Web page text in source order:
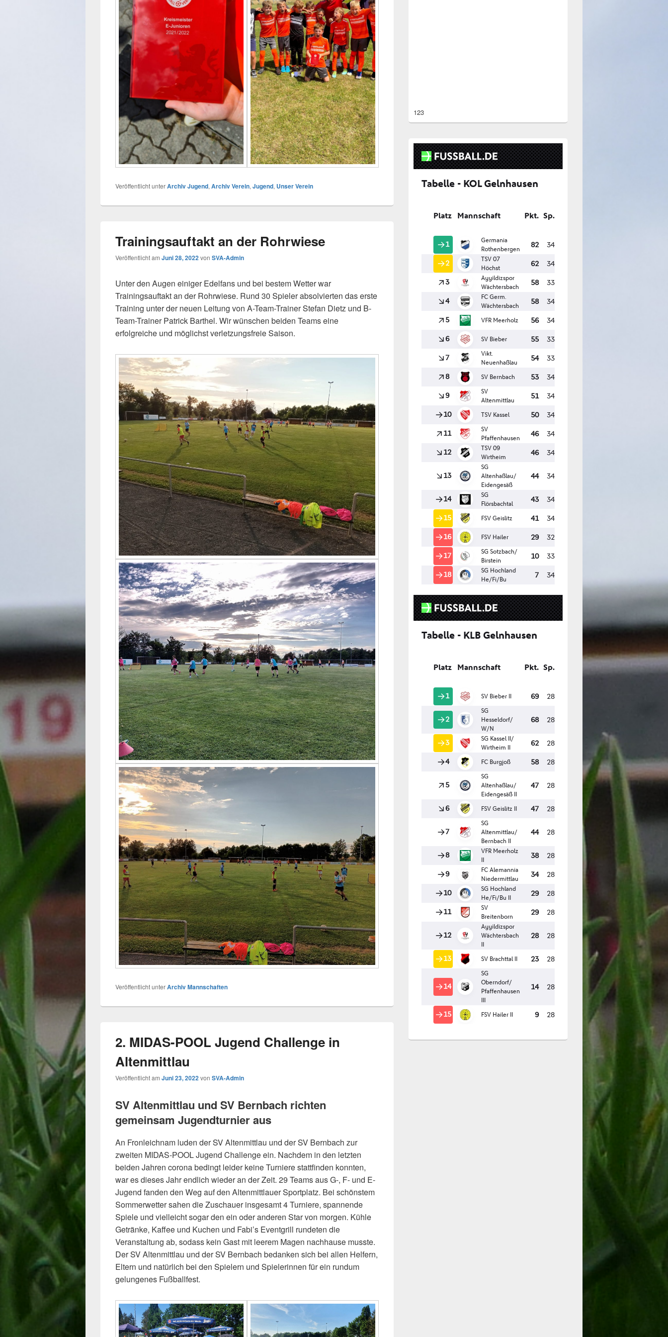
Veröffentlicht unterArchiv Jugend, Archiv Verein, Jugend, Unser Verein
Trainingsauftakt an der Rohrwiese
Veröffentlicht am Juni 28, 2022von SVA-Admin
Unter den Augen einiger Edelfans und bei bestem Wetter war
Trainingsauftakt an der Rohrwiese. Rund 30 Spieler absolvierten das erste
Training unter der neuen Leitung von A-Team-Trainer Stefan Dietz und B-
Team-Trainer Patrick Barthel. Wir wünschen beiden Teams eine
erfolgreiche und möglichst verletzungsfreie Saison.
Veröffentlicht unterArchiv Mannschaften
2. MIDAS-POOL Jugend Challenge in
Altenmittlau
Veröffentlicht am Juni 23, 2022von SVA-Admin
SV Altenmittlau und SV Bernbach richten
gemeinsam Jugendturnier aus
An Fronleichnam luden der SV Altenmittlau und der SV Bernbach zur
zweiten MIDAS-POOL Jugend Challenge ein. Nachdem in den letzten
beiden Jahren corona bedingt leider keine Turniere stattfinden konnten,
war es dieses Jahr endlich wieder an der Zeit. 29 Teams aus G-, F- und E-
Jugend fanden den Weg auf den Altenmittlauer Sportplatz. Bei schönstem
Sommerwetter sahen die Zuschauer insgesamt 4 Turniere, spannende
Spiele und vielleicht sogar den ein oder anderen Star von morgen. Kühle
Getränke, Kaffee und Kuchen und Fabi’s Eventgrill rundeten die
Veranstaltung ab, sodass kein Gast mit leerem Magen nachhause musste.
Der SV Altenmittlau und der SV Bernbach bedanken sich bei allen Helfern,
Eltern und natürlich bei den Spielern und Spielerinnen für ein rundum
gelungenes Fußballfest.
123